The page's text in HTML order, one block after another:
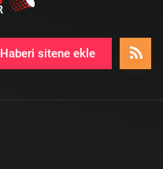
Haberi sitene ekle